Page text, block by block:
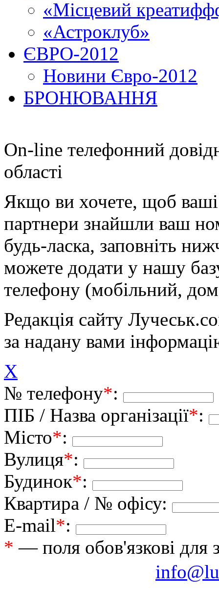
«Місцевий
«Астроклуб»
ЄВРО-2012
Новини Євро-2012
БРОНЮВАННЯ
On-line телефонний
області
Якщо ви хочете, щоб ваші
партнери знайшли ваш
будь-ласка, заповніть
можете додати у нашу
телефону (мобільний,
Редакція сайту
за надану вами
X
№ телефону*:
ПІБ / Назва організації*:
Місто*:
Вулиця*:
Будинок*:
Квартира / № офісу:
E-mail*:
* — поля обов'язкові для